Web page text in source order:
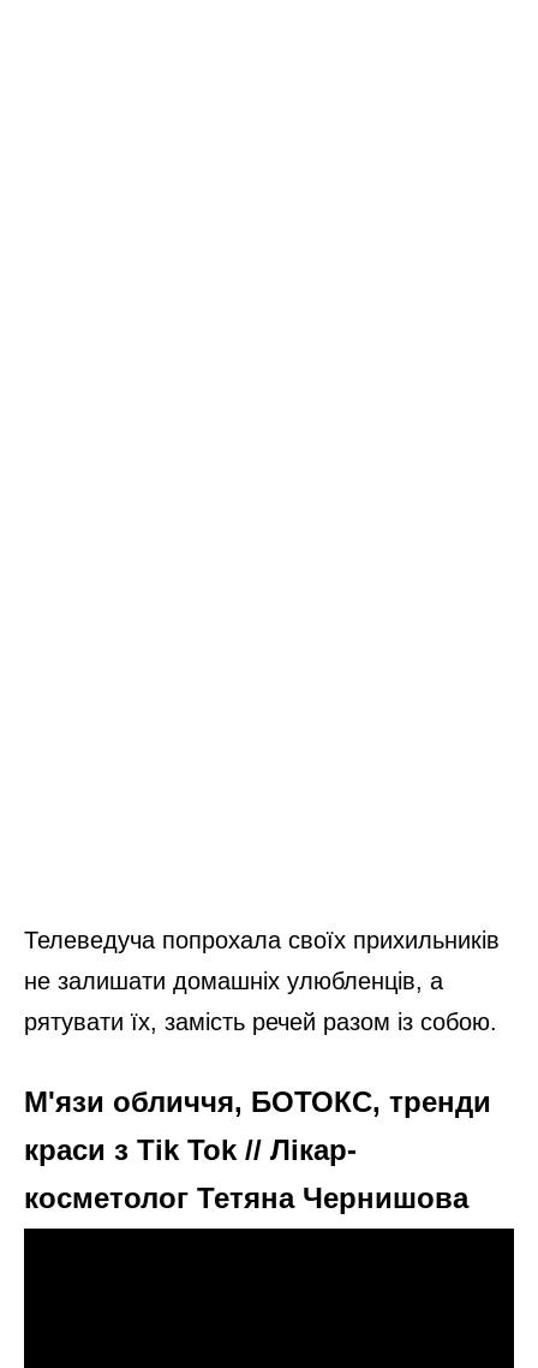
Телеведуча попрохала своїх прихильників
не залишати домашніх улюбленців, а
рятувати їх, замість речей разом із собою.
М'язи обличчя, БОТОКС, тренди
краси з Tik Tok // Лікар-
косметолог Тетяна Чернишова